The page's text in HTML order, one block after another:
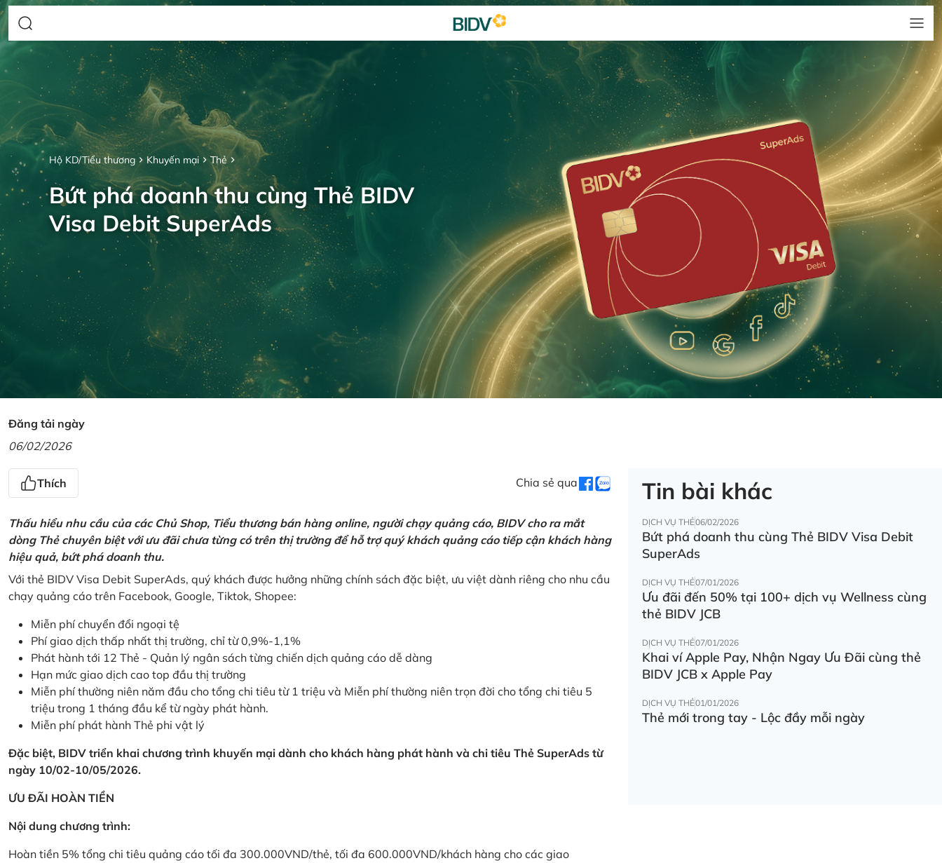
Hộ KD/Tiểu thương Khuyến mại Thẻ
Bứt phá doanh thu cùng Thẻ BIDV
Visa Debit SuperAds
Đăng tải ngày
06/02/2026
Thích Chia sẻ qua
Thấu hiểu nhu cầu của các Chủ Shop, Tiểu thương bán hàng online, người chạy quảng cáo, BIDV cho ra mắt
dòng Thẻ chuyên biệt với ưu đãi chưa từng có trên thị trường để hỗ trợ quý khách quảng cáo tiếp cận khách hàng
hiệu quả, bứt phá doanh thu.
Với thẻ BIDV Visa Debit SuperAds, quý khách được hưởng những chính sách đặc biệt, ưu việt dành riêng cho nhu cầu
chạy quảng cáo trên Facebook, Google, Tiktok, Shopee:
Miễn phí chuyển đổi ngoại tệ
Phí giao dịch thấp nhất thị trường, chỉ từ 0,9%-1,1%
Phát hành tới 12 Thẻ - Quản lý ngân sách từng chiến dịch quảng cáo dễ dàng
Hạn mức giao dịch cao top đầu thị trường
Miễn phí thường niên năm đầu cho tổng chi tiêu từ 1 triệu và Miễn phí thường niên trọn đời cho tổng chi tiêu 5
triệu trong 1 tháng đầu kể từ ngày phát hành.
Miễn phí phát hành Thẻ phi vật lý
Đặc biệt, BIDV triển khai chương trình khuyến mại dành cho khách hàng phát hành và chi tiêu Thẻ SuperAds từ
ngày 10/02-10/05/2026.
ƯU ĐÃI HOÀN TIỀN
Nội dung chương trình:
Hoàn tiền 5% tổng chi tiêu quảng cáo tối đa 300.000VND/thẻ, tối đa 600.000VND/khách hàng cho các giao
Tin bài khác
DỊCH VỤ THẺ06/02/2026
Bứt phá doanh thu cùng Thẻ BIDV Visa Debit
SuperAds
DỊCH VỤ THẺ07/01/2026
Ưu đãi đến 50% tại 100+ dịch vụ Wellness cùng
thẻ BIDV JCB
DỊCH VỤ THẺ07/01/2026
Khai ví Apple Pay, Nhận Ngay Ưu Đãi cùng thẻ
BIDV JCB x Apple Pay
DỊCH VỤ THẺ01/01/2026
Thẻ mới trong tay - Lộc đầy mỗi ngày